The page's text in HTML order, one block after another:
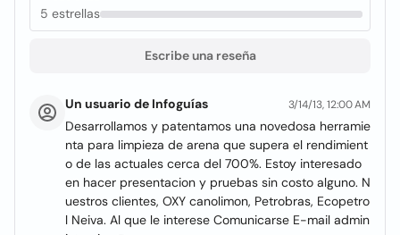
5 estrellas
Escribe una reseña
Un usuario de Infoguías 3/14/13, 12:00 AM
Desarrollamos y patentamos una novedosa herramie
nta para limpieza de arena que supera el rendimient
o de las actuales cerca del 700%. Estoy interesado
en hacer presentacion y pruebas sin costo alguno. N
uestros clientes, OXY canolimon, Petrobras, Ecopetro
l Neiva. Al que le interese Comunicarse E-mail admin